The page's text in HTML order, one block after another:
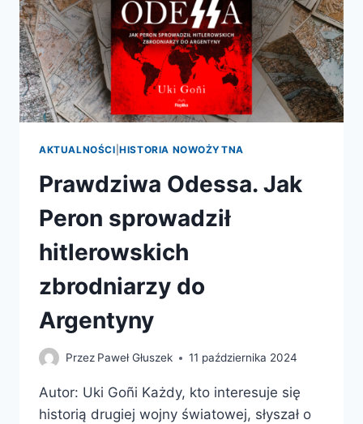
AKTUALNOŚCI |HISTORIA NOWOŻYTNA
Prawdziwa Odessa. Jak
Peron sprowadził
hitlerowskich
zbrodniarzy do
Argentyny
Przez Paweł Głuszek 11 października 2024
Autor: Uki Goñi Każdy, kto interesuje się
historią drugiej wojny światowej, słyszał o